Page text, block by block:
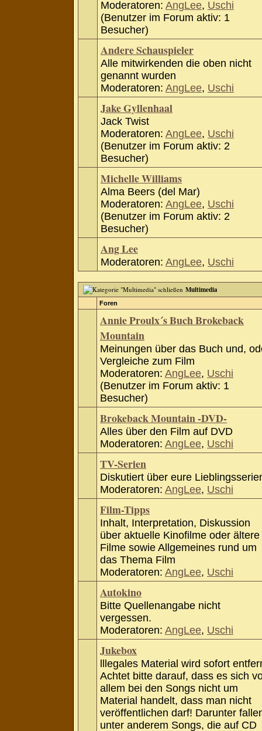
Moderatoren: AngLee, Uschi
(Benutzer im Forum aktiv: 1
Besucher)
Andere Schauspieler
Alle mitwirkenden die oben nicht
genannt wurden
Moderatoren: AngLee, Uschi
Jake Gyllenhaal
Jack Twist
Moderatoren: AngLee, Uschi
(Benutzer im Forum aktiv: 2
Besucher)
Michelle Williams
Alma Beers (del Mar)
Moderatoren: AngLee, Uschi
(Benutzer im Forum aktiv: 2
Besucher)
Ang Lee
Moderatoren: AngLee, Uschi
Multimedia
Foren
Annie Proulx´s Buch Brokeback
Mountain
Meinungen über das Buch und,
Vergleiche zum Film
Moderatoren: AngLee, Uschi
(Benutzer im Forum aktiv: 1
Besucher)
Brokeback Mountain -DVD-
Alles über den Film auf DVD
Moderatoren: AngLee, Uschi
TV-Serien
Diskutiert über eure
Moderatoren: AngLee, Uschi
Film-Tipps
Inhalt, Interpretation, Diskussion
über aktuelle Kinofilme oder ältere
Filme sowie Allgemeines rund um
das Thema Film
Moderatoren: AngLee, Uschi
Autokino
Bitte Quellenangabe nicht
vergessen.
Moderatoren: AngLee, Uschi
Jukebox
lllegales Material wird sofort
Achtet bitte darauf, dass es sich
allem bei den Songs nicht um
Material handelt, dass man nicht
veröffentlichen darf! Darunter
unter anderem Songs, die auf CD